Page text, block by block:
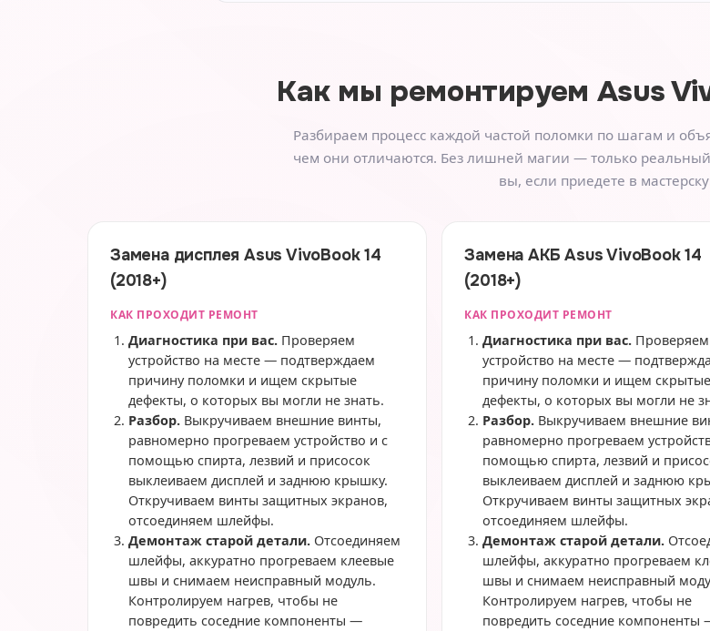
Как мы ремонтируем Asus
Разбираем процесс каждой частой поломки по шагам и
чем они отличаются. Без лишней магии — только
вы, если приедете в
Замена дисплея Asus VivoBook 14
(2018+)
КАК ПРОХОДИТ РЕМОНТ
Диагностика при вас. Проверяем
устройство на месте — подтверждаем
причину поломки и ищем скрытые
дефекты, о которых вы могли не знать.
Разбор. Выкручиваем внешние винты,
равномерно прогреваем устройство и с
помощью спирта, лезвий и присосок
выклеиваем дисплей и заднюю крышку.
Откручиваем винты защитных экранов,
отсоединяем шлейфы.
Демонтаж старой детали. Отсоединяем
шлейфы, аккуратно прогреваем клеевые
швы и снимаем неисправный модуль.
Контролируем нагрев, чтобы не
повредить соседние компоненты —
Замена АКБ Asus VivoBook 14
(2018+)
КАК ПРОХОДИТ РЕМОНТ
Диагностика при вас. Проверяем
устройство на месте —
причину поломки и ищем скрытые
дефекты, о которых вы могли не
Разбор. Выкручиваем внешние
равномерно прогреваем
помощью спирта, лезвий и
выклеиваем дисплей и заднюю
Откручиваем винты защитных
отсоединяем шлейфы.
Демонтаж старой детали.
шлейфы, аккуратно прогреваем
швы и снимаем неисправный
Контролируем нагрев, чтобы не
повредить соседние компоненты